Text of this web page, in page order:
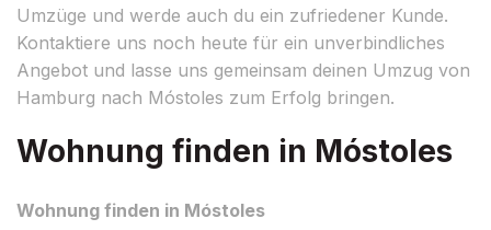
Umzüge und werde auch du ein zufriedener Kunde.
Kontaktiere uns noch heute für ein unverbindliches
Angebot und lasse uns gemeinsam deinen Umzug von
Hamburg nach Móstoles zum Erfolg bringen.
Wohnung finden in Móstoles
Wohnung finden in Móstoles